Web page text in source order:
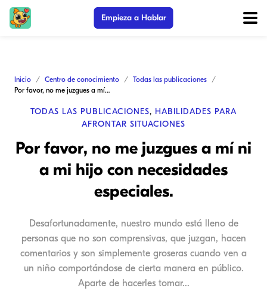
Empieza a Hablar
Inicio Centro de conocimiento
Todas las publicaciones
Por favor, no me juzgues a mí ni a mi hijo con necesidades especiales.
TODAS LAS PUBLICACIONES, HABILIDADES PARA
AFRONTAR SITUACIONES
Por favor, no me juzgues a mí ni
a mi hijo con necesidades
especiales.
Desafortunadamente, nuestro mundo está lleno de
personas que no son comprensivas, que juzgan, hacen
comentarios y son simplemente groseras cuando ven a
un niño comportándose de cierta manera en público.
Aparte de hacerles tomar...